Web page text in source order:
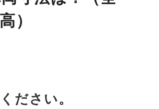
）
ださい。